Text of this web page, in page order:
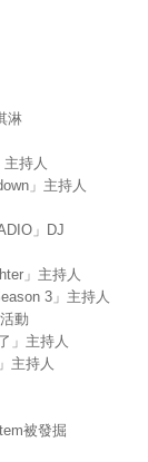
淋
持人
」主持人
」DJ
」主持人
3」主持人
動
」主持人
主持人
被發掘